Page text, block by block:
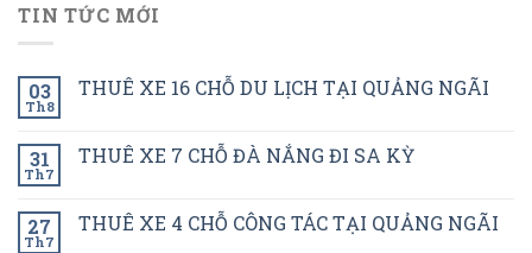
TIN TỨC MỚI
03
Th8
THUÊ XE 16 CHỖ DU LỊCH TẠI QUẢNG NGÃI
31
Th7
THUÊ XE 7 CHỖ ĐÀ NẮNG ĐI SA KỲ
27
Th7
THUÊ XE 4 CHỖ CÔNG TÁC TẠI QUẢNG NGÃI